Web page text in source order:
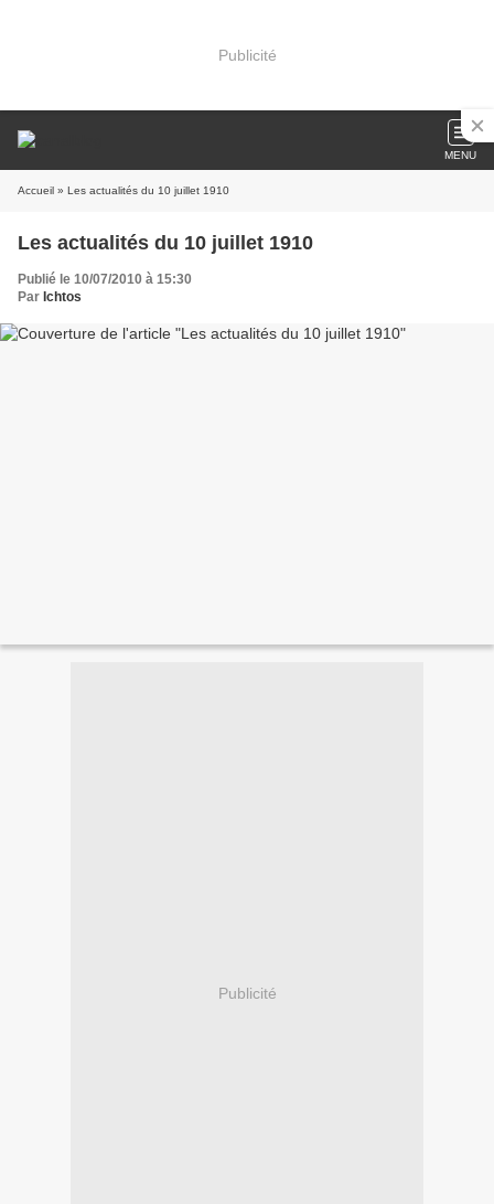
Publicité
MENU
Accueil » Les actualités du 10 juillet 1910
Les actualités du 10 juillet 1910
Publié le 10/07/2010 à 15:30
Par Ichtos
Publicité